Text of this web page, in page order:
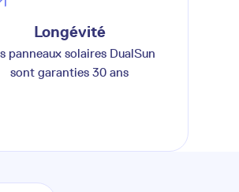
Longévité
panneaux solaires DualSun
sont garanties 30 ans